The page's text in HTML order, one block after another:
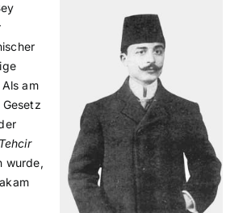
am
Gesetz
wurde,